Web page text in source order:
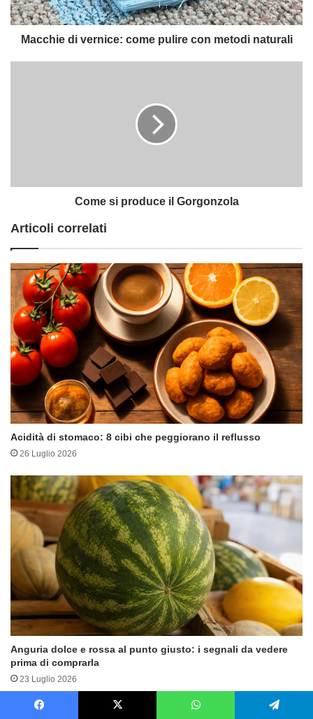
naturali
Macchie di vernice: come pulire con metodi naturali
Come si produce il Gorgonzola
Articoli correlati
Acidità di stomaco: 8 cibi che peggiorano il reflusso
26 Luglio 2026
Anguria dolce e rossa al punto giusto: i segnali da vedere
prima di comprarla
23 Luglio 2026